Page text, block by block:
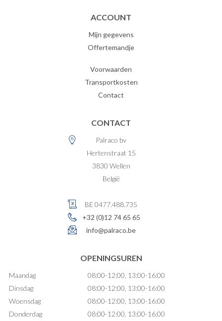
ACCOUNT
Mijn gegevens
Offertemandje
Voorwaarden
Transportkosten
Contact
CONTACT
Palraco bv
Hertenstraat 15
3830 Wellen
België
BE 0477.488.735
+32 (0)12 74 65 65
info@palraco.be
OPENINGSUREN
Maandag
08:00-12:00, 13:00-16:00
Dinsdag
08:00-12:00, 13:00-16:00
Woensdag
08:00-12:00, 13:00-16:00
Donderdag
08:00-12:00, 13:00-16:00